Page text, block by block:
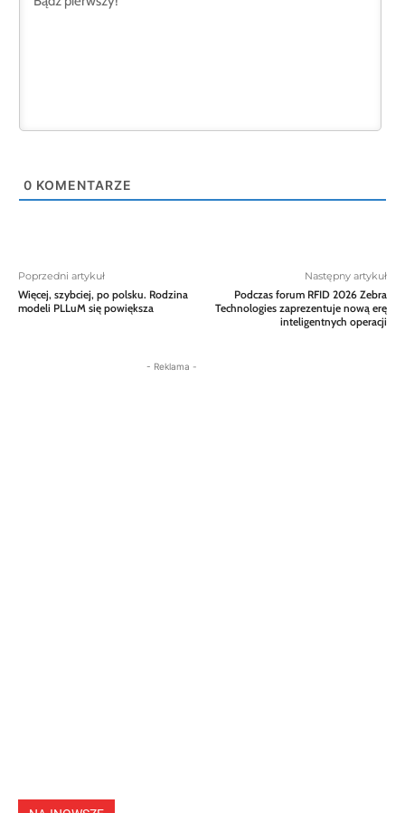
0 KOMENTARZE
Poprzedni artykuł
Więcej, szybciej, po polsku. Rodzina
modeli PLLuM się powiększa
Następny artykuł
Podczas forum RFID 2026 Zebra
Technologies zaprezentuje nową erę
inteligentnych operacji
- Reklama -